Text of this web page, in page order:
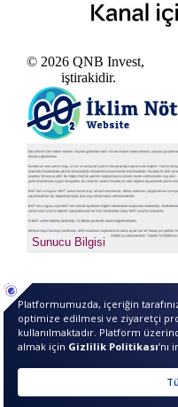
© 2026 QNB Invest,
iştirakidir.
Sunucu Bilgisi
sıkcasorulan